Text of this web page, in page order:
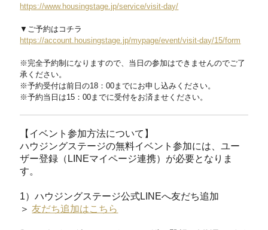
https://www.housingstage.jp/service/visit-day/
▼ご予約はコチラ
https://account.housingstage.jp/mypage/event/visit-day/15/form
※完全予約制になりますので、当日の参加はできませんのでご了
承ください。
※予約受付は前日の18：00までにお申し込みください。
※予約当日は15：00までに受付をお済ませください。
【イベント参加方法について】
ハウジングステージの無料イベント参加には、ユー
ザー登録（LINEマイページ連携）が必要となりま
す。
1）ハウジングステージ公式LINEへ友だち追加
＞友だち追加はこちら